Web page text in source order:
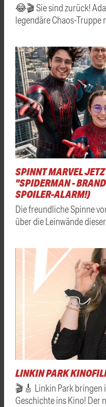
😂🎬 Sie sind zurück!
legendäre Chaos-
SPINNT MARVEL
"SPIDERMAN -
SPOILER-ALARM!)
Die freundliche Spinne
über die Leinwände
LINKIN PARK
🎬🎸 Linkin Park bringen
Geschichte ins Kino! Der